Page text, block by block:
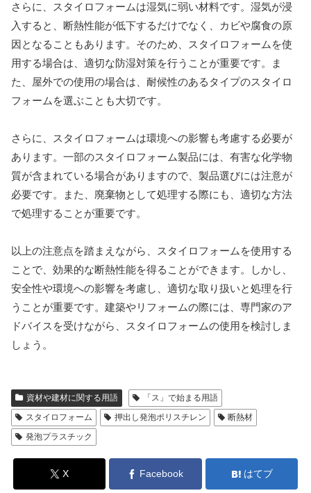
さらに、スタイロフォームは湿気に弱い材料です。湿気が浸
入すると、断熱性能が低下するだけでなく、カビや腐食の原
因となることもあります。そのため、スタイロフォームを使
用する場合は、適切な防湿対策を行うことが重要です。ま
た、屋外での使用の場合は、耐候性のあるタイプのスタイロ
フォームを選ぶことも大切です。
さらに、スタイロフォームは環境への影響も考慮する必要が
あります。一部のスタイロフォーム製品には、有害な化学物
質が含まれている場合がありますので、製品選びには注意が
必要です。また、廃棄物として処理する際にも、適切な方法
で処理することが重要です。
以上の注意点を踏まえながら、スタイロフォームを使用する
ことで、効果的な断熱性能を得ることができます。しかし、
安全性や環境への影響を考慮し、適切な取り扱いと処理を行
うことが重要です。建築やリフォームの際には、専門家のア
ドバイスを受けながら、スタイロフォームの使用を検討しま
しょう。
資材や建材に関する用語
「ス」で始まる用語
スタイロフォーム
押出し発泡ポリスチレン
断熱材
発泡プラスチック
X Facebook はてブ